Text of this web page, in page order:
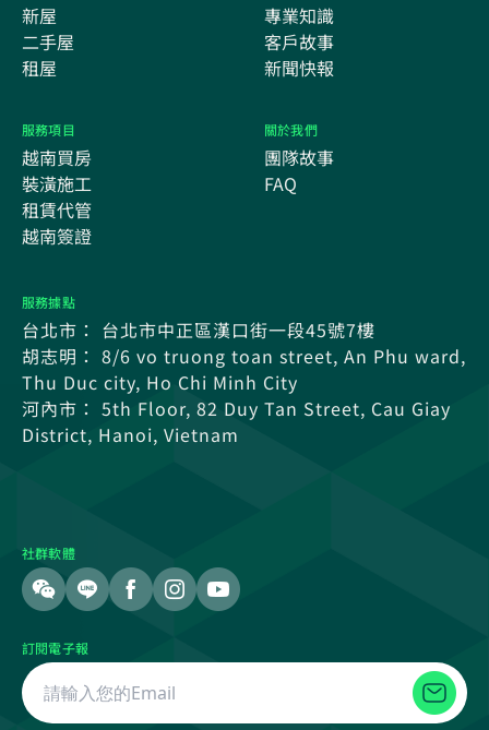
新屋
二手屋
租屋
專業知識
客戶故事
新聞快報
服務項目
越南買房
裝潢施工
租賃代管
越南簽證
關於我們
團隊故事
FAQ
服務據點
台北市： 台北市中正區漢口街一段45號7樓
胡志明： 8/6 vo truong toan street, An Phu ward,
Thu Duc city, Ho Chi Minh City
河內市： 5th Floor, 82 Duy Tan Street, Cau Giay
District, Hanoi, Vietnam
社群軟體
訂閱電子報